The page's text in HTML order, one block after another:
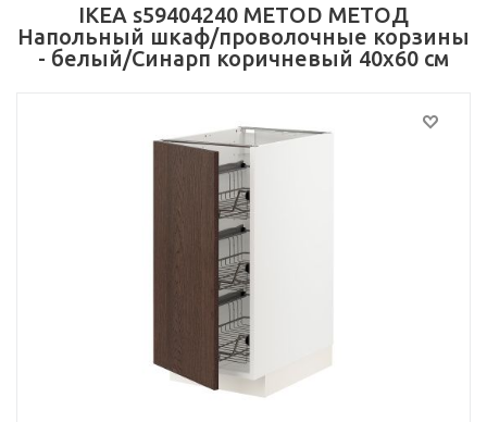
IKEA s59404240 METOD МЕТОД
Напольный шкаф/проволочные корзины
- белый/Синарп коричневый 40x60 см